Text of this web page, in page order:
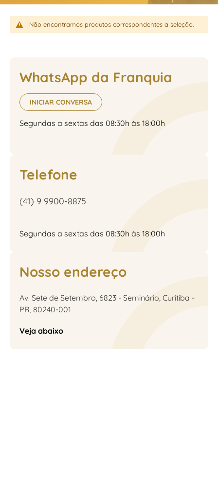
Não encontramos produtos correspondentes a seleção.
WhatsApp da Franquia
INICIAR CONVERSA
Segundas a sextas das 08:30h às 18:00h
Telefone
(41) 9 9900-8875
Segundas a sextas das 08:30h às 18:00h
Nosso endereço
Av. Sete de Setembro, 6823 - Seminário, Curitiba -
PR, 80240-001
Veja abaixo